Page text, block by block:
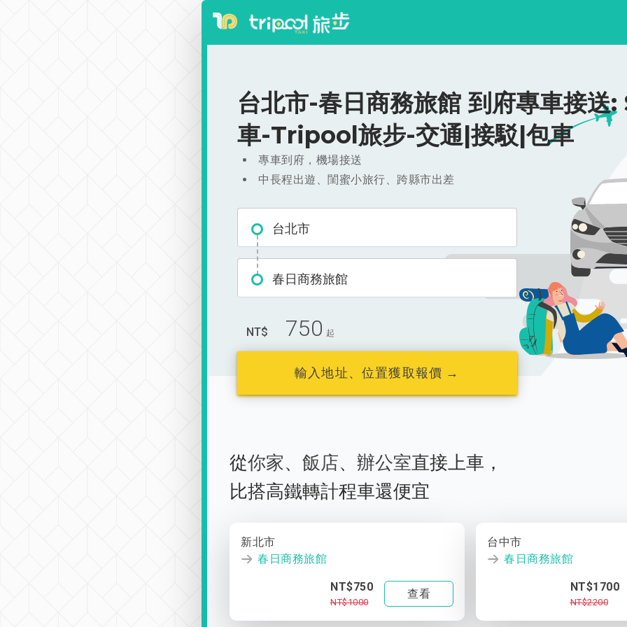
台北市-春日商務旅館 到府專車接送
車-Tripool旅步-交通|接駁|包車
專車到府，機場接送
中長程出遊、閨蜜小旅行、跨縣市出差
台北市
春日商務旅館
NT$ 750 起
輸入地址、位置獲取報價 →
從你家、 飯店、 辦公室直接上車，
比搭高鐵轉計程車還便宜
新北市
春日商務旅館
NT$750
NT$1000
查看
台中市
春日商務旅館
NT$1700
NT$2200